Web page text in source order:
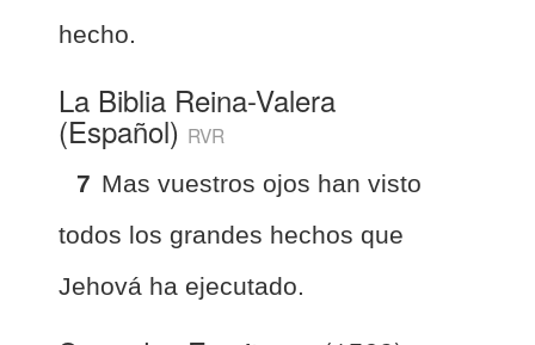
hecho.
La Biblia Reina-Valera
(Español) RVR
7 Mas vuestros ojos han visto
todos los grandes hechos que
Jehová ha ejecutado.